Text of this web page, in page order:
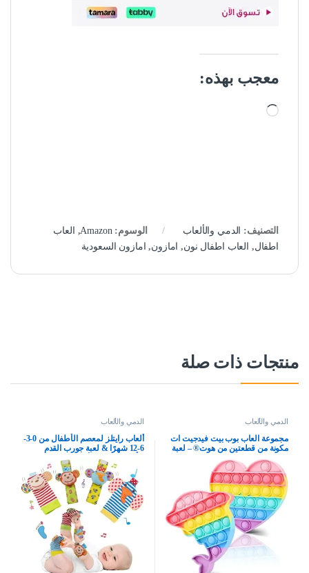
معجب بهذه:
جاري التحميل…
التصنيف: الدمي والألعاب الوسوم: Amazon
, العاب
اطفال, العاب اطفال نون, امازون, امازون السعودية
منتجات ذات صلة
الدمي والألعاب
مجموعة العاب بوب بيت فيدجيت ات
مكونة من قطعتين من هوت® – لعبة
فقاعة بوب مضادة للتوتر | لعبة فيجيت
تويز لتخفيف الضغط من الحب
والدلافين
الدمي والألعاب
ألعاب رايتلز لمعصم الأطفال من 0-3-
6-12 شهرًا & لعبة جورب القدم
للأطفال الرضع، ألعاب ناعمة لحديثي
الولادة للأطفال الرضع أو البنات،
القرد، الفيل، 4 قطع